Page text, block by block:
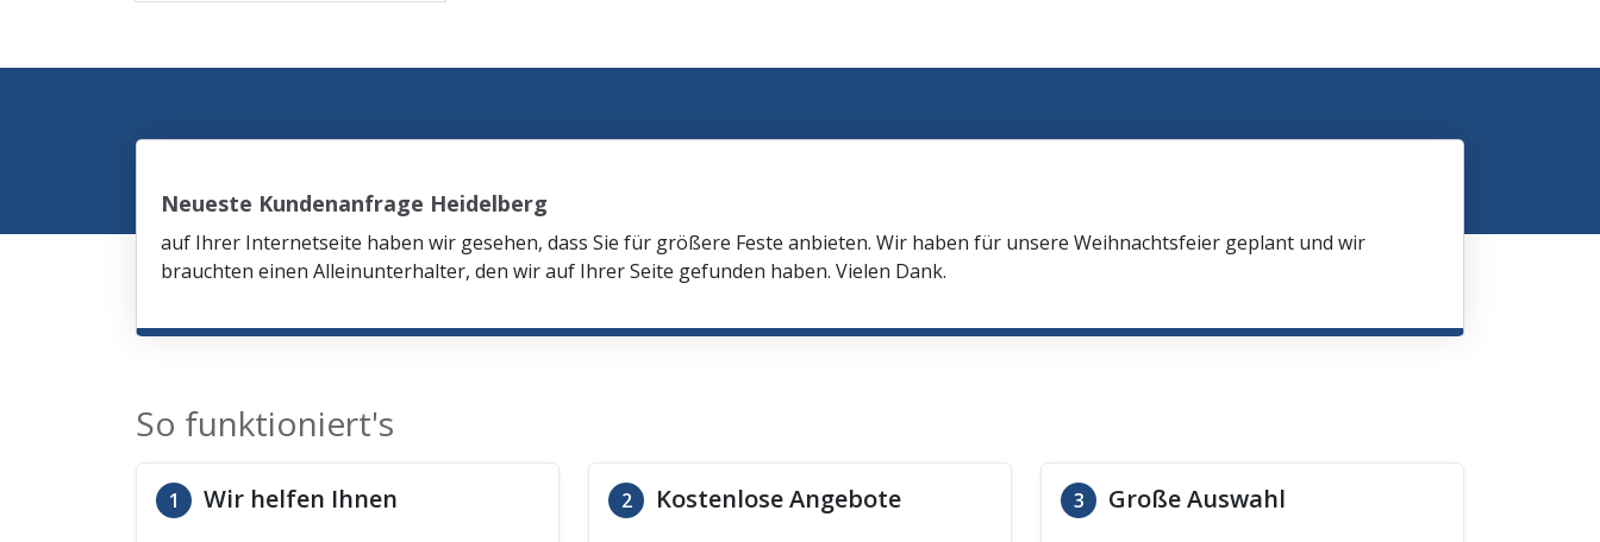
Neueste Kundenanfrage Heidelberg
auf Ihrer Internetseite haben wir gesehen, dass Sie für größere Feste anbieten. Wir haben für unsere Weihnachtsfeier geplant und wir
brauchten einen Alleinunterhalter, den wir auf Ihrer Seite gefunden haben. Vielen Dank.
So funktioniert's
1 Wir helfen Ihnen 2 Kostenlose Angebote 3 Große Auswahl